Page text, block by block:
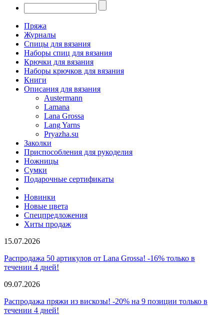
Пряжа
Журналы
Спицы для вязания
Наборы спиц для вязания
Крючки для вязания
Наборы крючков для вязания
Книги
Описания для вязания
Austermann
Lamana
Lana Grossa
Lang Yarns
Pryazha.su
Заколки
Приспособления для рукоделия
Ножницы
Сумки
Подарочные сертификаты
Новинки
Новые цвета
Спецпредложения
Хиты продаж
15.07.2026
Распродажа 50 артикулов от Lana Grossa! -16% только в
течении 4 дней!
09.07.2026
Распродажа пряжи из вискозы! -20% на 9 позиции только в
течении 4 дней!